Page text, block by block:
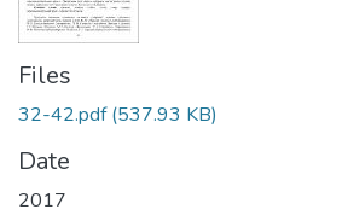
Files
32-42.pdf(537.93 KB)
Date
2017